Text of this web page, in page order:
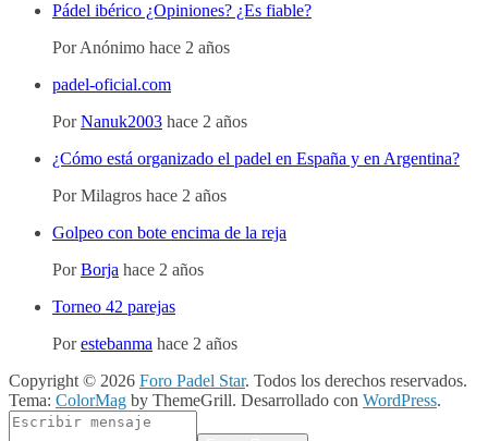
Pádel ibérico ¿Opiniones? ¿Es fiable?
PorAnónimo hace 2 años
padel-oficial.com
PorNanuk2003 hace 2 años
¿Cómo está organizado el padel en España y en Argentina?
PorMilagros hace 2 años
Golpeo con bote encima de la reja
PorBorja hace 2 años
Torneo 42 parejas
Porestebanma hace 2 años
Copyright © 2026 Foro Padel Star. Todos los derechos reservados.
Tema: ColorMag by ThemeGrill. Desarrollado con WordPress.